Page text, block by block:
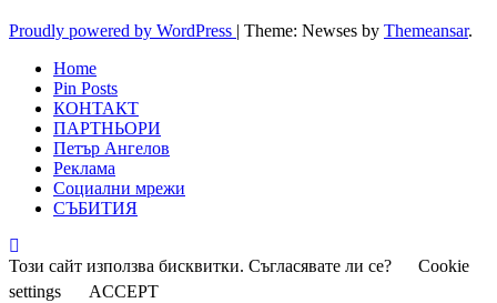
Proudly powered by WordPress | Theme: Newses by Themeansar.
Home
Pin Posts
КОНТАКТ
ПАРТНЬОРИ
Петър Ангелов
Реклама
Социални мрежи
СЪБИТИЯ
Този сайт използва бисквитки. Съгласявате ли се?
Cookie
settings
ACCEPT